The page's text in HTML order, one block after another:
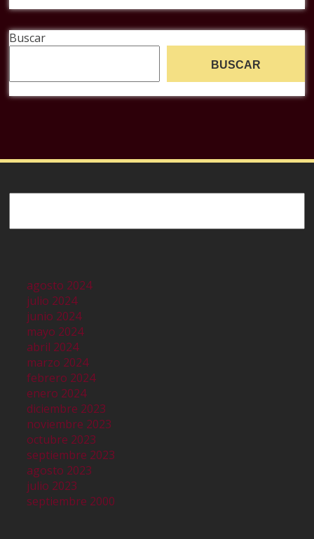
Buscar
BUSCAR
agosto 2024
julio 2024
junio 2024
mayo 2024
abril 2024
marzo 2024
febrero 2024
enero 2024
diciembre 2023
noviembre 2023
octubre 2023
septiembre 2023
agosto 2023
julio 2023
septiembre 2000